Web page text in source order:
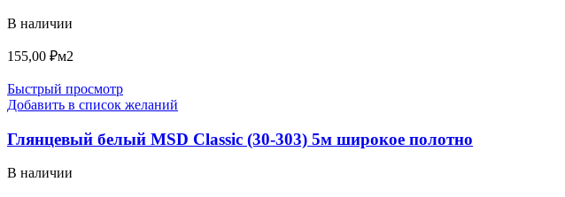
В наличии
155,00 ₽м2
Быстрый просмотр
Добавить в список желаний
Глянцевый белый MSD Classic (30-303) 5м широкое полотно
В наличии